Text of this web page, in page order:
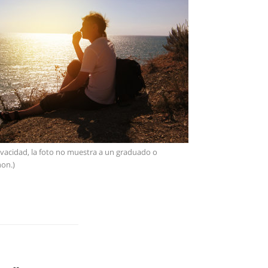
la foto no muestra a un graduado o